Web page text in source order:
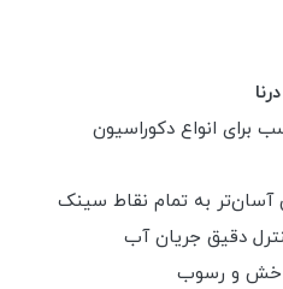
برای انواع دکوراسیون
به تمام نقاط سینک
دقیق جریان آب
خش و رسوب